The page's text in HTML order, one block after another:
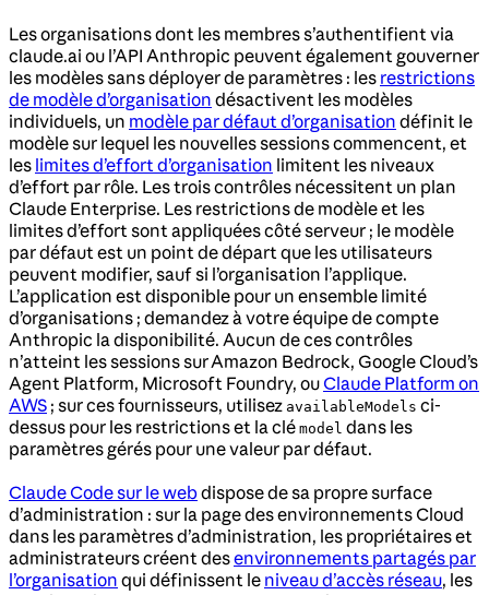
Les organisations dont les membres s’authentifient via
claude.ai ou l’API Anthropic peuvent également gouverner
les modèles sans déployer de paramètres : les restrictions
de modèle d’organisation désactivent les modèles
individuels, un modèle par défaut d’organisation définit le
modèle sur lequel les nouvelles sessions commencent, et
les limites d’effort d’organisation limitent les niveaux
d’effort par rôle. Les trois contrôles nécessitent un plan
Claude Enterprise. Les restrictions de modèle et les
limites d’effort sont appliquées côté serveur ; le modèle
par défaut est un point de départ que les utilisateurs
peuvent modifier, sauf si l’organisation l’applique.
L’application est disponible pour un ensemble limité
d’organisations ; demandez à votre équipe de compte
Anthropic la disponibilité. Aucun de ces contrôles
n’atteint les sessions sur Amazon Bedrock, Google Cloud’s
Agent Platform, Microsoft Foundry, ouClaude Platform on
AWS ; sur ces fournisseurs, utilisez availableModels ci-
dessus pour les restrictions et la clé model dans les
paramètres gérés pour une valeur par défaut.
Claude Code sur le webdispose de sa propre surface
d’administration : sur la page des environnements Cloud
dans les paramètres d’administration, les propriétaires et
administrateurs créent desenvironnements partagés par
l’organisation qui définissent le niveau d’accès réseau, les